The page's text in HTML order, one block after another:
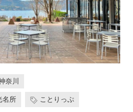
奈川
名所 ことりっぷ